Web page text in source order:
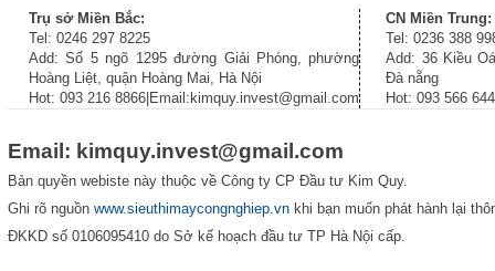
Trụ sở Miền Bắc:
Tel: 0246 297 8225
Add: Số 5 ngõ 1295 đường Giải Phóng, phường
Hoàng Liệt, quận Hoàng Mai, Hà Nội
Hot: 093 216 8866|Email:kimquy.invest@gmail.com
CN Miền Trung:
Tel: 0236 388
Add: 36 Kiều
Đà nẵng
Hot: 093 566
Email: kimquy.invest@gmail.com
Bản quyền webiste này thuộc về Công ty CP Đầu tư Kim Quy.
Ghi rõ nguồn www.sieuthimaycongnghiep.vn khi bạn muốn phát hành lại
ĐKKD số 0106095410 do Sở kế hoạch đầu tư TP Hà Nội cấp.